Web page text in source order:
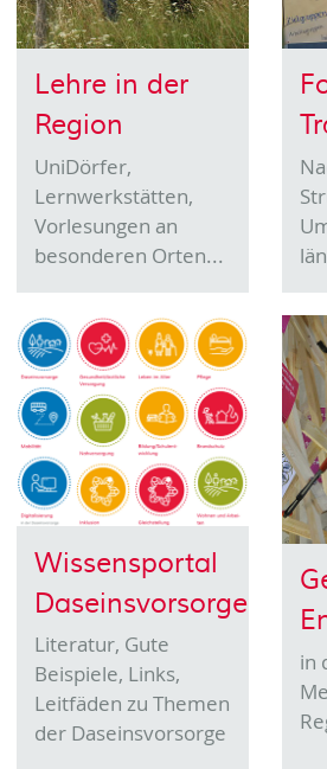
Lehre in der
Region
UniDörfer,
Lernwerkstätten,
Vorlesungen an
besonderen Orten...
Wissensportal
Daseinsvorsorge
Literatur, Gute
Beispiele, Links,
Leitfäden zu Themen
der Daseinsvorsorge
in